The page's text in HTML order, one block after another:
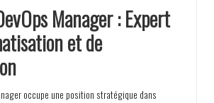
Manager : Expert
et de
occupe une position stratégique dans